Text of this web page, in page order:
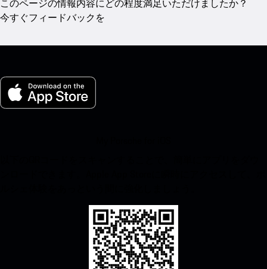
このページの情報内容にどの程度満足いただけましたか？
今すぐフィードバックを